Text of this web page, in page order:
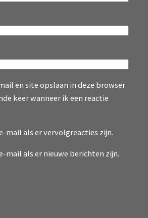
en site opslaan in deze browser
keer wanneer ik een reactie
mail als er vervolgreacties zijn.
mail als er nieuwe berichten zijn.